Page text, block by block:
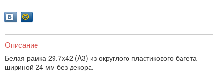
Описание
Белая рамка 29.7x42 (A3) из округлого пластикового багета
шириной 24 мм без декора.